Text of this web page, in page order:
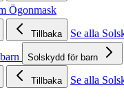
Ögonmask
Tillbaka
Se alla
Solskydd för barn
Tillbaka
Se alla